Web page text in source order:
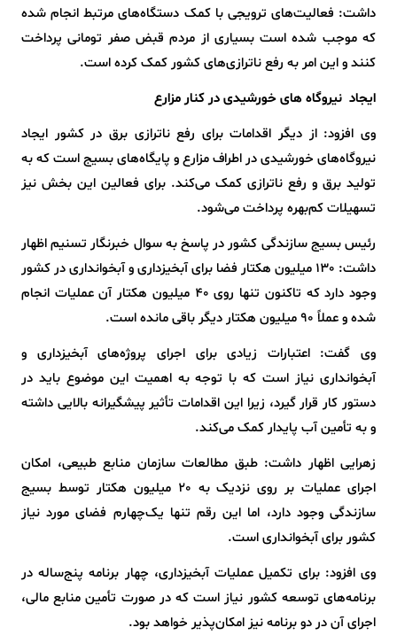
داشت: فعالیت‌های ترویجی با کمک دستگاه‌های مرتبط انجام شده
که موجب شده است بسیاری از مردم قبض صفر تومانی پرداخت
کنند و این امر به رفع ناترازی‌های کشور کمک کرده است.
ایجاد نیروگاه های خورشیدی در کنار مزارع
وی افزود: از دیگر اقدامات برای رفع ناترازی برق در کشور ایجاد
نیروگاه‌های خورشیدی در اطراف مزارع و پایگاه‌های بسیج است که به
تولید برق و رفع ناترازی کمک می‌کند. برای فعالین این بخش نیز
تسهیلات کم‌بهره پرداخت می‌شود.
رئیس بسیج سازندگی کشور در پاسخ به سوال خبرنگار تسنیم اظهار
داشت: 130 میلیون هکتار فضا برای آبخیزداری و آبخوانداری در کشور
وجود دارد که تاکنون تنها روی 40 میلیون هکتار آن عملیات انجام
شده و عملاً 90 میلیون هکتار دیگر باقی مانده است.
وی گفت: اعتبارات زیادی برای اجرای پروژه‌های آبخیزداری و
آبخوانداری نیاز است که با توجه به اهمیت این موضوع باید در
دستور کار قرار گیرد، زیرا این اقدامات تأثیر پیشگیرانه بالایی داشته
و به تأمین آب پایدار کمک می‌کند.
زهرایی اظهار داشت: طبق مطالعات سازمان منابع طبیعی، امکان
اجرای عملیات بر روی نزدیک به 20 میلیون هکتار توسط بسیج
سازندگی وجود دارد، اما این رقم تنها یک‌چهارم فضای مورد نیاز
کشور برای آبخوانداری است.
وی افزود: برای تکمیل عملیات آبخیزداری، چهار برنامه پنج‌ساله در
برنامه‌های توسعه کشور نیاز است که در صورت تأمین منابع مالی،
اجرای آن در دو برنامه نیز امکان‌پذیر خواهد بود.